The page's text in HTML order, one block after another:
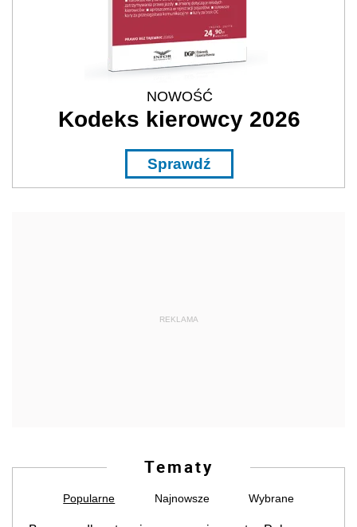
NOWOŚĆ
Kodeks kierowcy 2026
Sprawdź
REKLAMA
Tematy
Popularne Najnowsze Wybrane